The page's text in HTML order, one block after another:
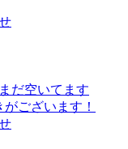
だ空いてます
ございます！